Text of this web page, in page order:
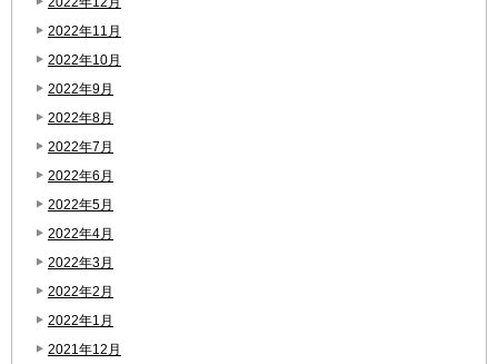
2022年11月
2022年10月
2022年9月
2022年8月
2022年7月
2022年6月
2022年5月
2022年4月
2022年3月
2022年2月
2022年1月
2021年12月